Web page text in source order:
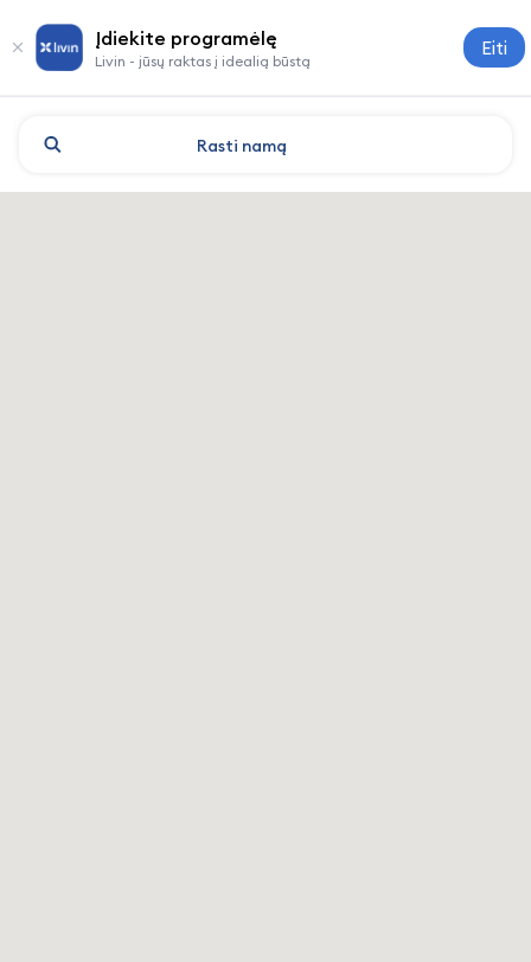
Įdiekite programėlę
Livin - jūsų raktas į idealią būstą
Eiti
Rasti namą
Guangzhou: viešbučiai ir